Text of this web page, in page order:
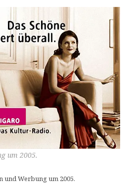
um 2005.
und Werbung um 2005.